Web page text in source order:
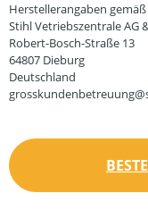
Herstellerangaben
Stihl Vetriebszentrale AG
Robert-Bosch-Straße 13
64807 Dieburg
Deutschland